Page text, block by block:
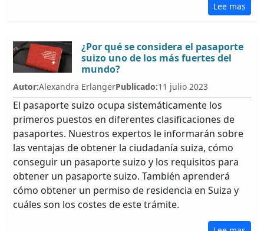
Lee mas
¿Por qué se considera el pasaporte
suizo uno de los más fuertes del
mundo?
Autor:Alexandra ErlangerPublicado:11 julio 2023
El pasaporte suizo ocupa sistemáticamente los
primeros puestos en diferentes clasificaciones de
pasaportes. Nuestros expertos le informarán sobre
las ventajas de obtener la ciudadanía suiza, cómo
conseguir un pasaporte suizo y los requisitos para
obtener un pasaporte suizo. También aprenderá
cómo obtener un permiso de residencia en Suiza y
cuáles son los costes de este trámite.